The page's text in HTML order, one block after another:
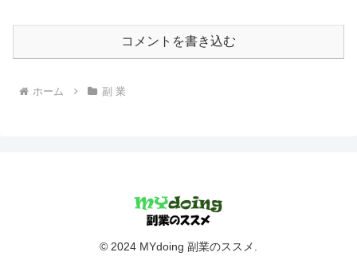
コメントを書き込む
ホーム 副 業
© 2024 MYdoing 副業のススメ.